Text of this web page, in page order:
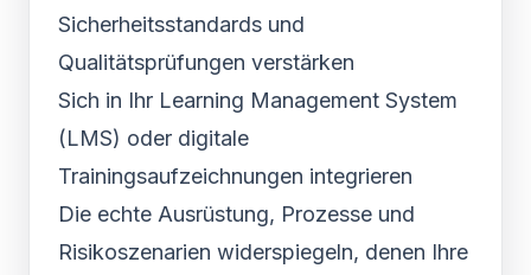
Sicherheitsstandards und
Qualitätsprüfungen verstärken
Sich in Ihr Learning Management System
(LMS) oder digitale
Trainingsaufzeichnungen integrieren
Die echte Ausrüstung, Prozesse und
Risikoszenarien widerspiegeln, denen Ihre